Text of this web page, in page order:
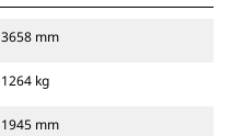
3658 mm
1264 kg
1945 mm